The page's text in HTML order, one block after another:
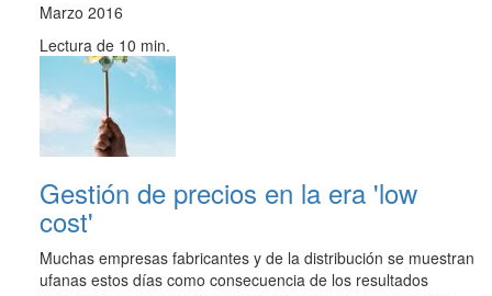
Marzo 2016
Lectura de 10 min.
Gestión de precios en la era 'low
cost'
Muchas empresas fabricantes y de la distribución se muestran
ufanas estos días como consecuencia de los resultados